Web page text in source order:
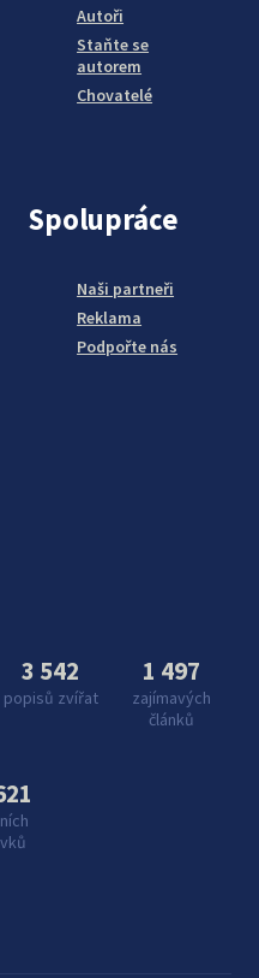
Autoři
Staňte se
autorem
Chovatelé
Spolupráce
Naši partneři
Reklama
Podpořte nás
3 542
popisů zvířat
1 497
zajímavých
článků